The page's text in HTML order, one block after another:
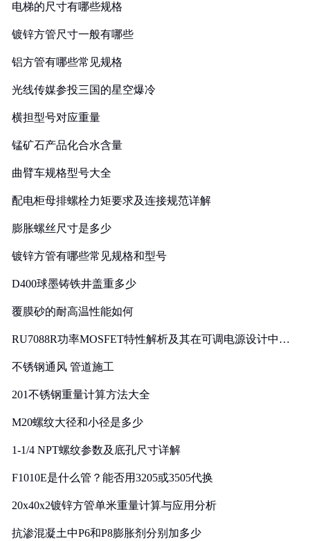
电梯的尺寸有哪些规格
镀锌方管尺寸一般有哪些
铝方管有哪些常见规格
光线传媒参投三国的星空爆冷
横担型号对应重量
锰矿石产品化合水含量
曲臂车规格型号大全
配电柜母排螺栓力矩要求及连接规范详解
膨胀螺丝尺寸是多少
镀锌方管有哪些常见规格和型号
D400球墨铸铁井盖重多少
覆膜砂的耐高温性能如何
RU7088R功率MOSFET特性解析及其在可调电源设计中的
不锈钢通风 管道施工
201不锈钢重量计算方法大全
M20螺纹大径和小径是多少
1-1/4 NPT螺纹参数及底孔尺寸详解
F1010E是什么管？能否用3205或3505代换
20x40x2镀锌方管单米重量计算与应用分析
抗渗混凝土中P6和P8膨胀剂分别加多少